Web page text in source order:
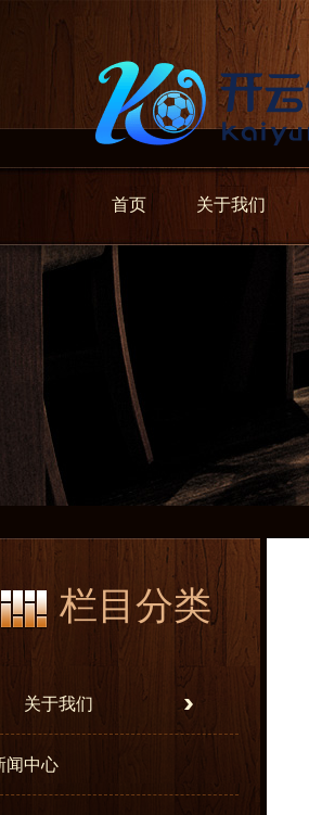
首页 关于我们
栏目分类
关于我们
闻中心